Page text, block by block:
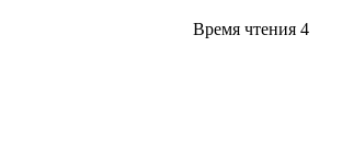
Время чтения 4